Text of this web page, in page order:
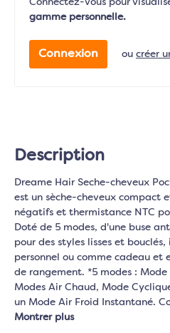
Connectez-vous pour
gamme personnelle.
Connexion ou créer
Description
Dreame Hair Seche-cheveux
est un sèche-cheveux compact
négatifs et thermistance NTC
Doté de 5 modes, d'une buse
pour des styles lisses et
personnel ou comme cadeau et
de rangement. *5 modes :
Modes Air Chaud, Mode
un Mode Air Froid Instantané.
Montrer plus